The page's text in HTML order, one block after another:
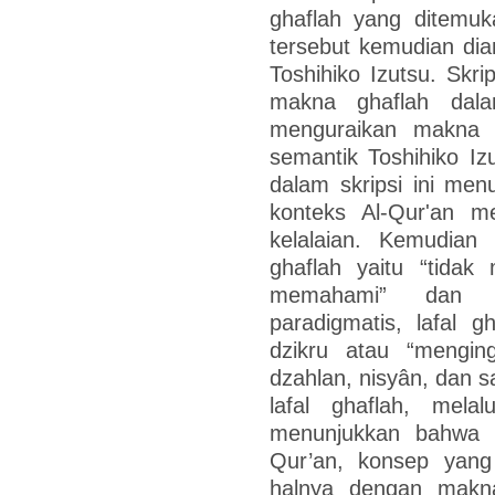
ghaflah yang
tersebut kemudian
Toshihiko Izutsu.
makna ghaflah
menguraikan
semantik Toshihiko
dalam skripsi ini
konteks Al-Qur'an
kelalaian.
ghaflah yaitu “tidak
memahami” dan
paradigmatis, lafal
dzikru atau
dzahlan, nisyân, dan
lafal ghaflah,
menunjukkan
Qur’an, konsep
halnya dengan